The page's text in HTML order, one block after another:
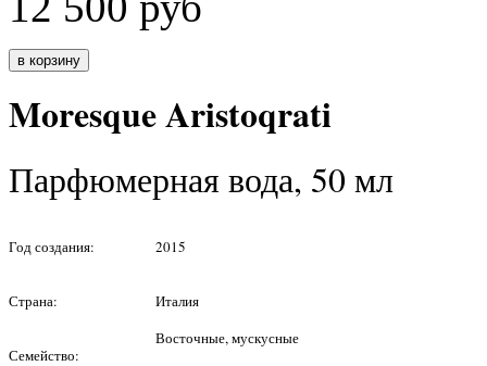
Moresque Aristoqrati
Парфюмерная вода, 50 мл
Год создания: 2015
Страна: Италия
Семейство:
Восточные, мускусные